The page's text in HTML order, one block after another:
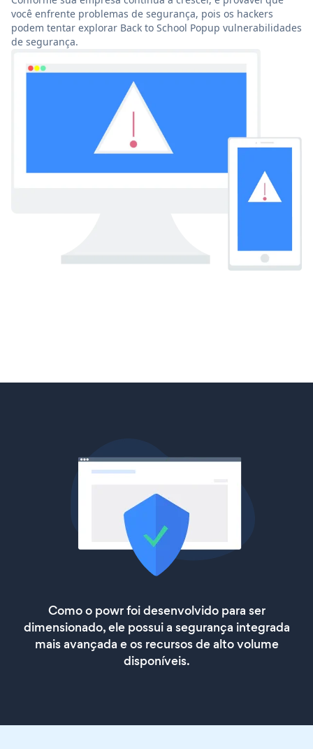
você enfrente problemas de segurança, pois os hackers
podem tentar explorar Back to School Popup vulnerabilidades
de segurança.
Como o powr foi desenvolvido para ser
dimensionado, ele possui a segurança integrada
mais avançada e os recursos de alto volume
disponíveis.